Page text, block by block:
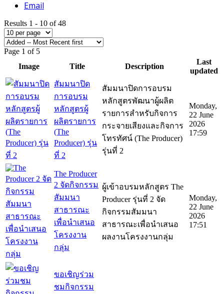
Email
Results 1 - 10 of 48
Page 1 of 5
Image
Title Description
Last
updated
สัมมนาปิด
การอบรม
หลักสูตรผู้
ผลิตรายการ
(The
Producer) รุ่น
ที่ 2
สัมมนาปิดการอบรม
หลักสูตรพัฒนาผู้ผลิต
รายการสำหรับกิจการ
กระจายเสียงและกิจการ
โทรทัศน์ (The Producer)
รุ่นที่ 2
Monday,
22 June
2026
17:59
The Producer
2 จัดกิจกรรม
สัมมนา
สาธารณะ
เพื่อนำเสนอ
โครงงาน
กลุ่ม
ผู้เข้าอบรมหลักสูตร The
Producer รุ่นที่ 2 จัด
กิจกรรมสัมมนา
สาธารณะเพื่อนำเสนอ
ผลงานโครงงานกลุ่ม
Monday,
22 June
2026
17:51
ขอเชิญร่วม
ชมกิจกรรม